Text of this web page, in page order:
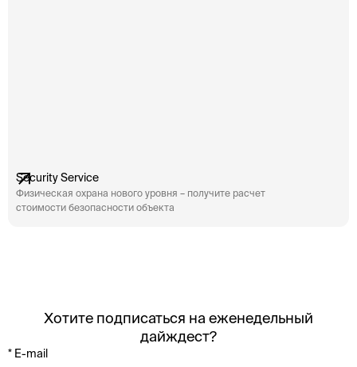
Security Service
Физическая охрана нового уровня – получите расчет
стоимости безопасности объекта
Хотите подписаться на еженедельный
дайждест?